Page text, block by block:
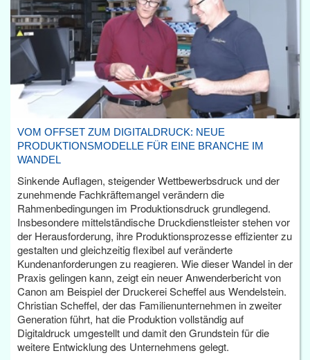
VOM OFFSET ZUM DIGITALDRUCK: NEUE
PRODUKTIONSMODELLE FÜR EINE BRANCHE IM
WANDEL
Sinkende Auflagen, steigender Wettbewerbsdruck und der
zunehmende Fachkräftemangel verändern die
Rahmenbedingungen im Produktionsdruck grundlegend.
Insbesondere mittelständische Druckdienstleister stehen vor
der Herausforderung, ihre Produktionsprozesse effizienter zu
gestalten und gleichzeitig flexibel auf veränderte
Kundenanforderungen zu reagieren. Wie dieser Wandel in der
Praxis gelingen kann, zeigt ein neuer Anwenderbericht von
Canon am Beispiel der Druckerei Scheffel aus Wendelstein.
Christian Scheffel, der das Familienunternehmen in zweiter
Generation führt, hat die Produktion vollständig auf
Digitaldruck umgestellt und damit den Grundstein für die
weitere Entwicklung des Unternehmens gelegt.